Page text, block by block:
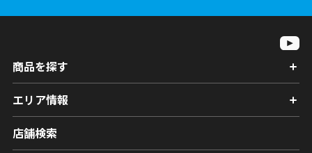
商品を探す
エリア情報
店舗検索